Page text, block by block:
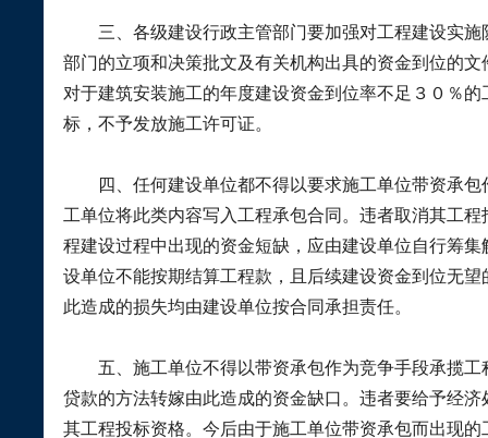
三、 各级建设行政主管部门要加强对工程建设实
部门的立项和决策批文及有关机构出具的资金到位的
对于建筑安装施工的年度建设资金到位率不足３０％
标，不予发放施工许可证。
四、 任何建设单位都不得以要求施工单位带资承
工单位将此类内容写入工程承包合同。违者取消其工
程建设过程中出现的资金短缺，应由建设单位自行筹
设单位不能按期结算工程款，且后续建设资金到位无
此造成的损失均由建设单位按合同承担责任。
五、 施工单位不得以带资承包作为竞争手段承揽
贷款的方法转嫁由此造成的资金缺口。违者要给予经
其工程投标资格。今后由于施工单位带资承包而出现